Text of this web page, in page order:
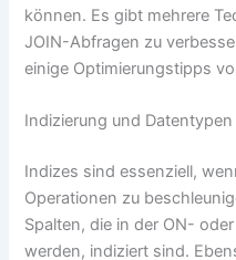
können. Es gibt mehrere
JOIN-Abfragen zu
einige Optimierungstipps
Indizierung und Datentypen
Indizes sind essenziell,
Operationen zu
Spalten, die in der ON-
werden, indiziert sind.